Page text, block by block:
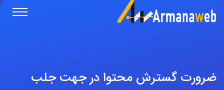
ضرورت گسترش محتوا در جهت جلب